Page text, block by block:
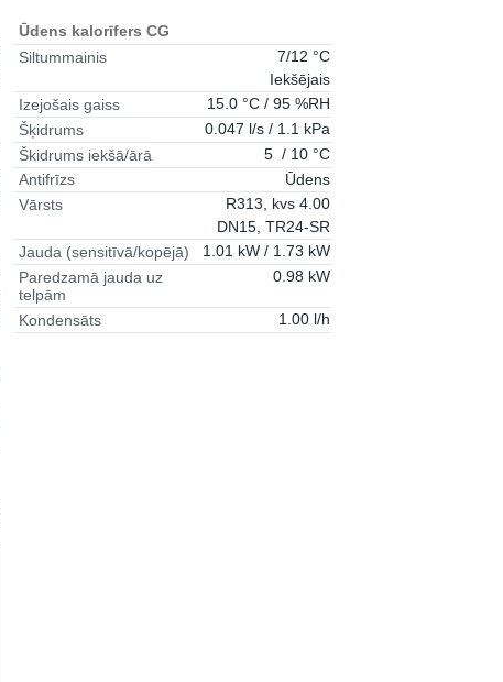
Ūdens kalorīfers CG
Siltummainis
7/12 °C
Iekšējais
Izejošais gaiss
15.0 °C / 95 %RH
Šķidrums
0.047 l/s / 1.1 kPa
Škidrums iekšā/ārā
5 / 10 °C
Antifrīzs
Ūdens
Vārsts
R313, kvs 4.00
DN15, TR24-SR
Jauda (sensitīvā/kopējā)
1.01 kW / 1.73 kW
Paredzamā jauda uz
telpām
0.98 kW
Kondensāts 1.00 l/h